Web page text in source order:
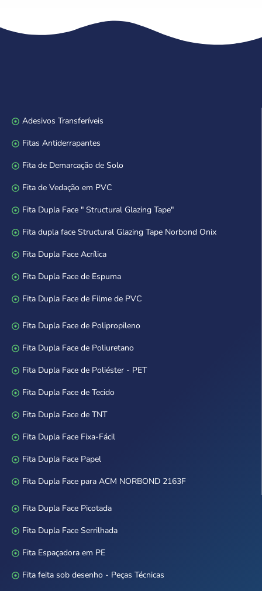
Adesivos Transferíveis
Fitas Antiderrapantes
Fita de Demarcação de Solo
Fita de Vedação em PVC
Fita Dupla Face " Structural Glazing Tape"
Fita dupla face Structural Glazing Tape Norbond Onix
Fita Dupla Face Acrílica
Fita Dupla Face de Espuma
Fita Dupla Face de Filme de PVC
Fita Dupla Face de Polipropileno
Fita Dupla Face de Poliuretano
Fita Dupla Face de Poliéster - PET
Fita Dupla Face de Tecido
Fita Dupla Face de TNT
Fita Dupla Face Fixa-Fácil
Fita Dupla Face Papel
Fita Dupla Face para ACM NORBOND 2163F
Fita Dupla Face Picotada
Fita Dupla Face Serrilhada
Fita Espaçadora em PE
Fita feita sob desenho - Peças Técnicas